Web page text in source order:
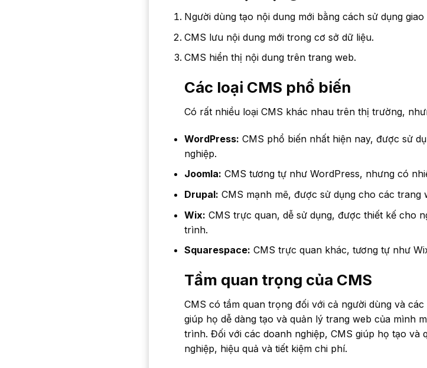
Người dùng tạo nội dung mới bằng cách sử dụng
CMS lưu nội dung mới trong cơ sở dữ liệu.
CMS hiển thị nội dung trên trang web.
Các loại CMS phổ biến
Có rất nhiều loại CMS khác nhau trên thị trường,
WordPress: CMS phổ biến nhất hiện nay, được sử
nghiệp.
Joomla: CMS tương tự như WordPress, nhưng có
Drupal: CMS mạnh mẽ, được sử dụng cho các trang
Wix: CMS trực quan, dễ sử dụng, được thiết kế cho
trình.
Squarespace: CMS trực quan khác, tương tự như
Tầm quan trọng của CMS
CMS có tầm quan trọng đối với cả người dùng và
giúp họ dễ dàng tạo và quản lý trang web của mình
trình. Đối với các doanh nghiệp, CMS giúp họ tạo và
nghiệp, hiệu quả và tiết kiệm chi phí.